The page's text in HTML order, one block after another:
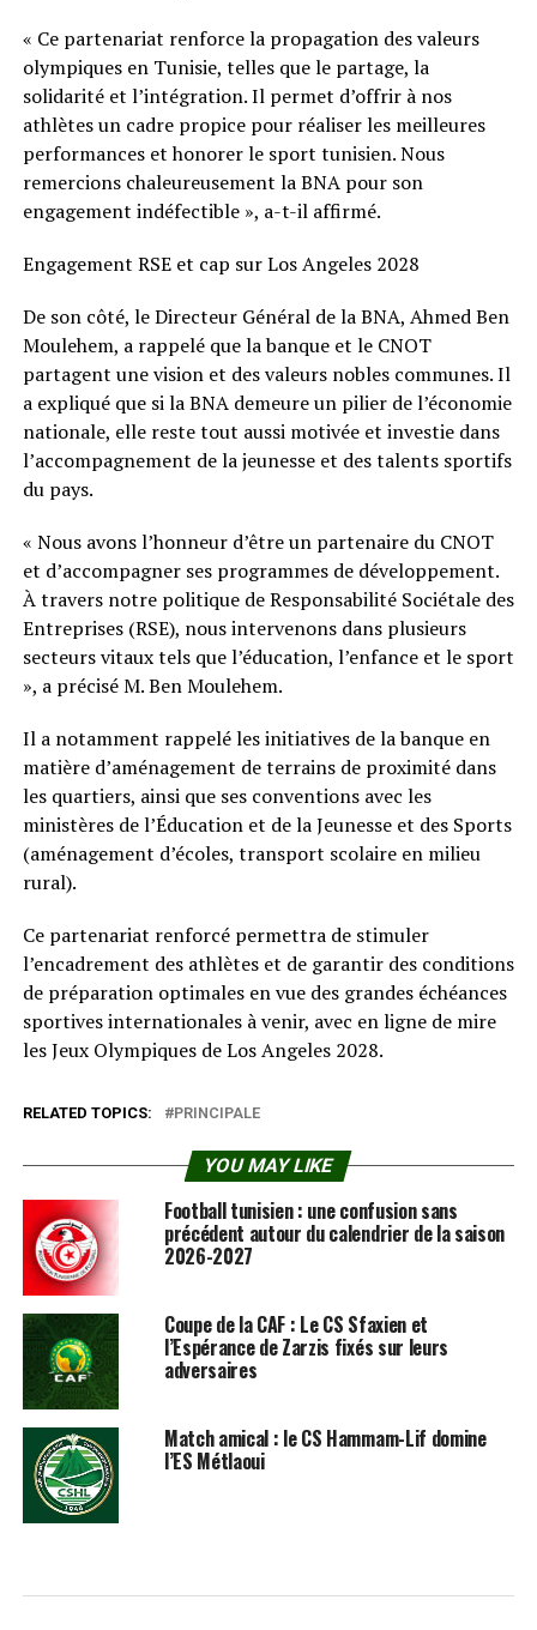
« Ce partenariat renforce la propagation des valeurs
olympiques en Tunisie, telles que le partage, la
solidarité et l’intégration. Il permet d’offrir à nos
athlètes un cadre propice pour réaliser les meilleures
performances et honorer le sport tunisien. Nous
remercions chaleureusement la BNA pour son
engagement indéfectible », a-t-il affirmé.
Engagement RSE et cap sur Los Angeles 2028
De son côté, le Directeur Général de la BNA, Ahmed Ben
Moulehem, a rappelé que la banque et le CNOT
partagent une vision et des valeurs nobles communes. Il
a expliqué que si la BNA demeure un pilier de l’économie
nationale, elle reste tout aussi motivée et investie dans
l’accompagnement de la jeunesse et des talents sportifs
du pays.
« Nous avons l’honneur d’être un partenaire du CNOT
et d’accompagner ses programmes de développement.
À travers notre politique de Responsabilité Sociétale des
Entreprises (RSE), nous intervenons dans plusieurs
secteurs vitaux tels que l’éducation, l’enfance et le sport
», a précisé M. Ben Moulehem.
Il a notamment rappelé les initiatives de la banque en
matière d’aménagement de terrains de proximité dans
les quartiers, ainsi que ses conventions avec les
ministères de l’Éducation et de la Jeunesse et des Sports
(aménagement d’écoles, transport scolaire en milieu
rural).
Ce partenariat renforcé permettra de stimuler
l’encadrement des athlètes et de garantir des conditions
de préparation optimales en vue des grandes échéances
sportives internationales à venir, avec en ligne de mire
les Jeux Olympiques de Los Angeles 2028.
RELATED TOPICS: PRINCIPALE
YOU MAY LIKE
Football tunisien : une confusion sans
précédent autour du calendrier de la saison
2026-2027
Coupe de la CAF : Le CS Sfaxien et
l’Espérance de Zarzis fixés sur leurs
adversaires
Match amical : le CS Hammam-Lif domine
l’ES Métlaoui